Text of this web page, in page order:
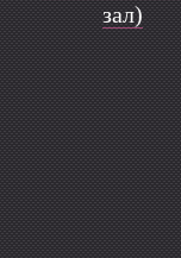
зал)